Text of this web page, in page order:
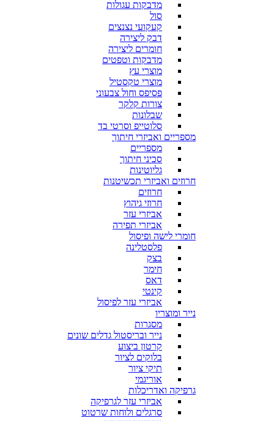
מדבקות עגולות
סול
קעקועי נצנצים
דבק ליצירה
חומרים ליצירה
מדבקות וטפטים
מוצרי עץ
מוצרי טקסטיל
פסיפס וחול צבעוני
צורות קלקר
שבלונות
סלוטייפ וסרטי בד
מספריים ואביזרי חיתוך
מספריים
סכיני חיתוך
גליוטינות
חרוזים ואביזרי תכשיטנות
חרוזים
חרוזי גיהוץ
אביזרי עזר
אביזרי תפירה
חומרי לישה ופיסול
פלסטלינה
בצק
חימר
דאס
קינטי
אביזרי עזר לפיסול
נייר ומוצריו
מסגרות
נייר ובריסטול גדלים שונים
קרטון ביצוע
בלוקים לציור
תיקי ציור
אוריגמי
גרפיקה ואדריכלות
אביזרי עזר לגרפיקה
סרגלים ולוחות שרטוט